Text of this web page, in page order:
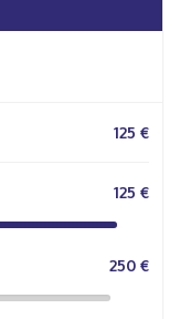
125 €
125 €
250 €